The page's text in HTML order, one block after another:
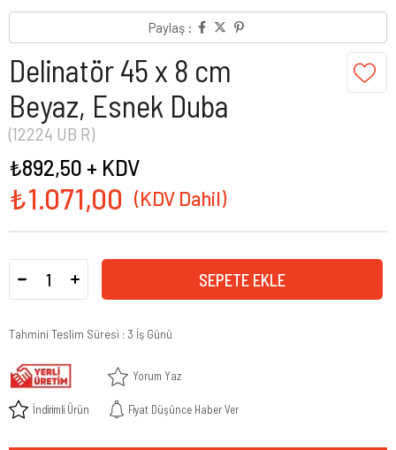
Paylaş :
Delinatör 45 x 8 cm
Beyaz, Esnek Duba
(12224 UB R)
₺1.071,00
₺892,50 + KDV
Tahmini Teslim Süresi : 3 İş Günü
Yorum Yaz
İndirimli Ürün Fiyat Düşünce Haber Ver